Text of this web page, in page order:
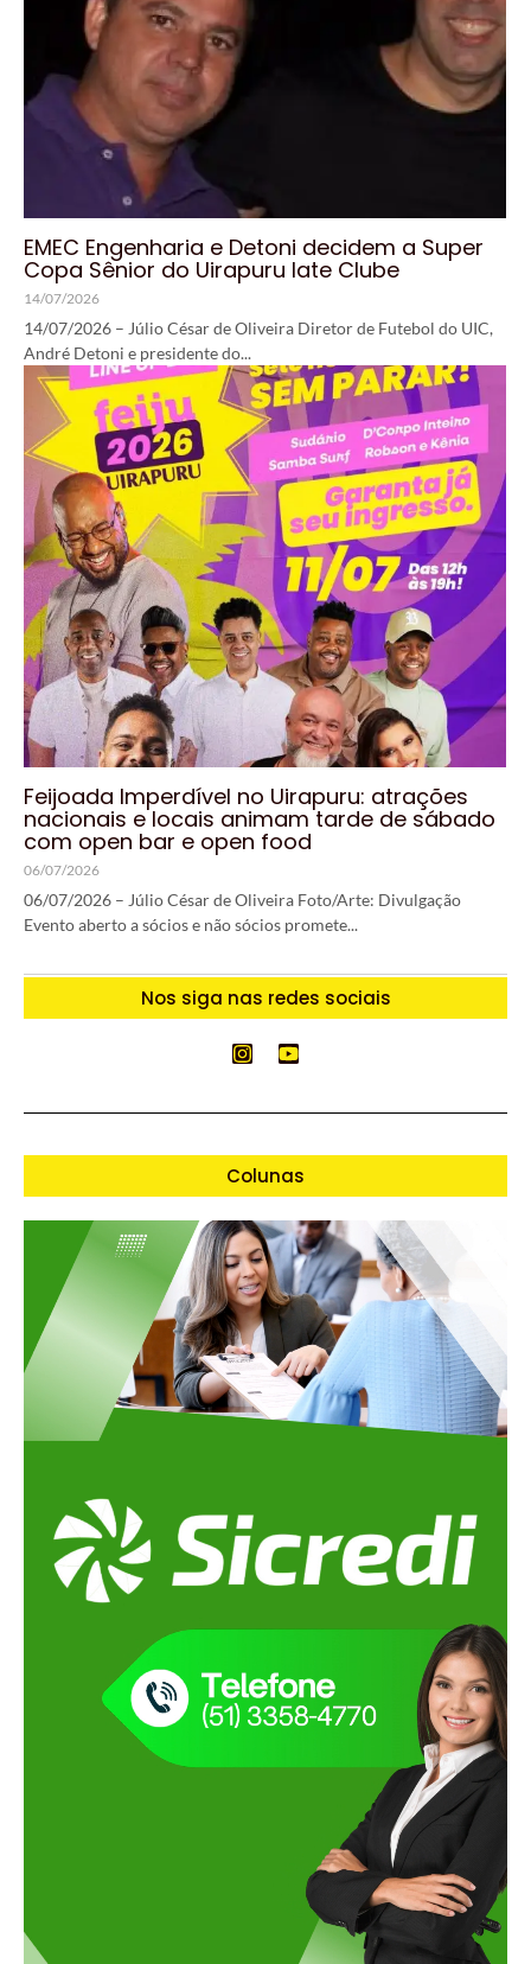
EMEC Engenharia e Detoni decidem a Super
Copa Sênior do Uirapuru Iate Clube
14/07/2026
14/07/2026 – Júlio César de Oliveira Diretor de Futebol do UIC,
André Detoni e presidente do...
Feijoada Imperdível no Uirapuru: atrações
nacionais e locais animam tarde de sábado
com open bar e open food
06/07/2026
06/07/2026 – Júlio César de Oliveira Foto/Arte: Divulgação
Evento aberto a sócios e não sócios promete...
Nos siga nas redes sociais
Colunas